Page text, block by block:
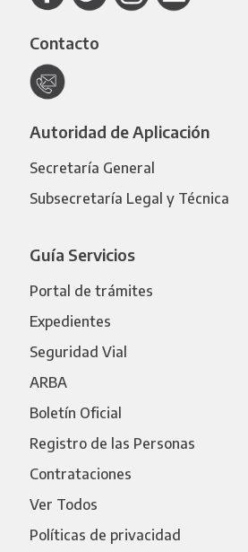
Contacto
Autoridad de Aplicación
Secretaría General
Subsecretaría Legal y Técnica
Guía Servicios
Portal de trámites
Expedientes
Seguridad Vial
ARBA
Boletín Oficial
Registro de las Personas
Contrataciones
Ver Todos
Políticas de privacidad